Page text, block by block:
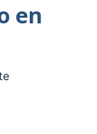
en